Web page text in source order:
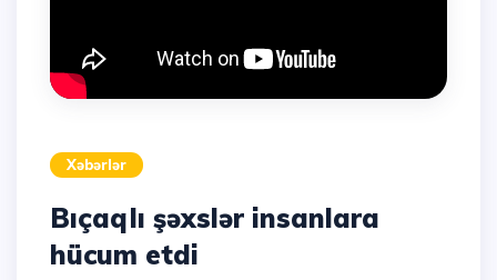
Xəbərlər
Bıçaqlı şəxslər insanlara
hücum etdi